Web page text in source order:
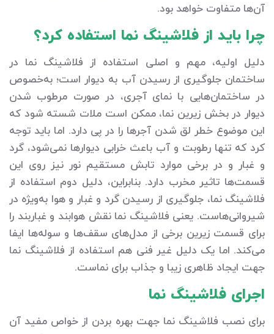
آن‌ها متفاوت خواهد بود.
چرا باید از فلاشینگ نما استفاده کرد؟
دلیل اولیه، مهم و اصلی استفاده از فلاشینگ نما در
ساختمان جلوگیری از رسیدن آب به دیوار است؛ به‌خصوص
در ساختمان‌هایی با نمای آجری، در صورت مرطوب شدن
دیوار در بخش زیرین نما، ممکن است ملات شسته شود که
این موضوع خطر لق شدن آجرها را در پی دارد. اما باید توجه
کرد که تنها رطوبت و آب باعث خرابی دیوارها نمی‌شود، گرد
و غبار و در برخی موارد تابش مستقیم نور نیز روی این
قسمت‌ها تاثیر مخرب دارد. بنابراین، دلیل دوم استفاده از
فلاشینگ نما، جلوگیری از رسیدن گرد و غبار و هوا به‌ویژه در
شیروانی‌هاست. یعنی فلاشینگ نما نقش هوابند و غباربند را
برای قسمت زیرین برخی از مدل‌های سقف‌ها و سوله‌ها ایفا
می‌کند. اما یک دلیل غیر فنی هم استفاده از فلاشینگ نما
جهت ایجاد ظاهری زیبا و جذاب برای نماست.
اجرای فلاشینگ نما
برای نصب فلاشینگ نما جهت بهره بردن از خواص مفید آن